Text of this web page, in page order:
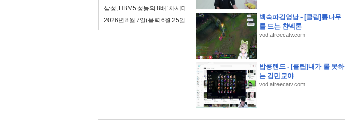
삼성, HBM5 성능의 8배 ‘차세대 zHBM’ 승부수
2026년 8월 7일(음력 6월 25일) 금요일 띠별 운세
백숙파김영남 - [클립]통나무
를 드는 챤넥톤
vod.afreecatv.com
밥콩랜드 - [클립]내가 롤 못하
는 김민교야
vod.afreecatv.com